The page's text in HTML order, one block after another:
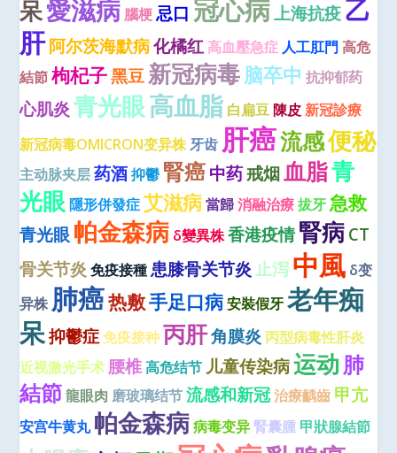
呆愛滋病 腦梗 忌口 冠心病上海抗疫乙
肝阿尔茨海默病化橘红 高血壓急症 人工肛門 高危
結節 枸杞子黑豆新冠病毒脑卒中 抗抑郁药
心肌炎 青光眼高血脂 白扁豆 陳皮 新冠診療
新冠病毒OMICRON变异株牙齿 肝癌流感便秘
主动脉夹层 药酒 抑鬱 腎癌中药戒烟血脂青
光眼 隱形併發症 艾滋病 當歸 消融治療 拔牙 急救
青光眼帕金森病 δ變異株香港疫情腎病CT
骨关节炎 免疫接種 患膝骨关节炎 止泻中風 δ变
异株 肺癌热敷手足口病 安裝假牙 老年痴
呆抑鬱症 免疫接种 丙肝角膜炎 丙型病毒性肝炎
近视激光手术 腰椎 高危结节 儿童传染病运动肺
結節 龍眼肉 磨玻璃结节 流感和新冠治療齲齒 甲亢
安宫牛黄丸 帕金森病 病毒变异 腎囊腫 甲狀腺結節